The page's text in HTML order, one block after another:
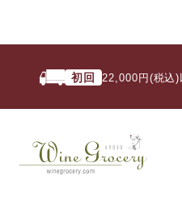
初回 22,000円(税込)